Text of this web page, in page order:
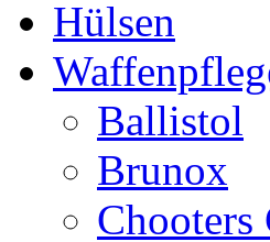
Hülsen
Ballistol
Brunox
Chooters